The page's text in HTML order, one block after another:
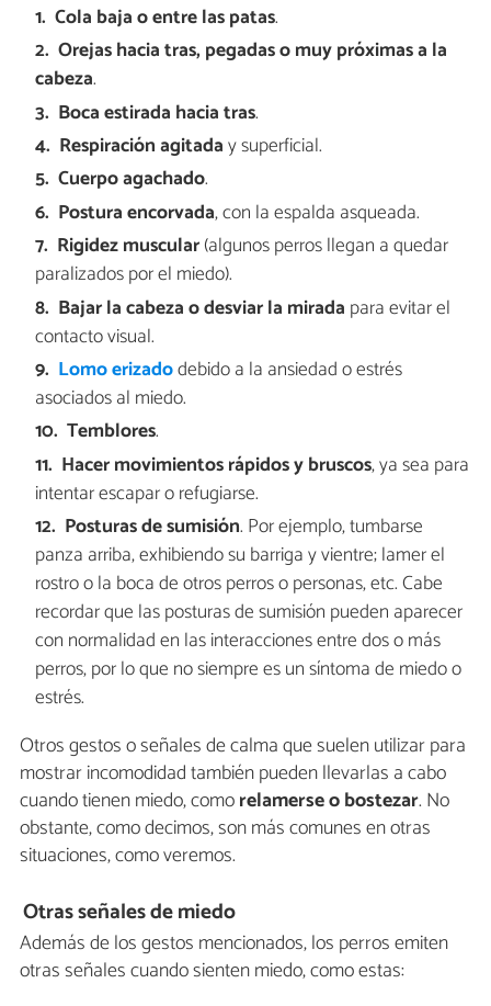
Cola baja o entre las patas.
Orejas hacia tras, pegadas o muy próximas a la
cabeza.
Boca estirada hacia tras.
Respiración agitaday superficial.
Cuerpo agachado.
Postura encorvada, con la espalda asqueada.
Rigidez muscular(algunos perros llegan a quedar
paralizados por el miedo).
Bajar la cabeza o desviar la mirada para evitar el
contacto visual.
Lomo erizadodebido a la ansiedad o estrés
asociados al miedo.
Temblores.
Hacer movimientos rápidos y bruscos, ya sea para
intentar escapar o refugiarse.
Posturas de sumisión. Por ejemplo, tumbarse
panza arriba, exhibiendo su barriga y vientre; lamer el
rostro o la boca de otros perros o personas, etc. Cabe
recordar que las posturas de sumisión pueden aparecer
con normalidad en las interacciones entre dos o más
perros, por lo que no siempre es un síntoma de miedo o
estrés.
Otros gestos o señales de calma que suelen utilizar para
mostrar incomodidad también pueden llevarlas a cabo
cuando tienen miedo, comorelamerse o bostezar. No
obstante, como decimos, son más comunes en otras
situaciones, como veremos.
Otras señales de miedo
Además de los gestos mencionados, los perros emiten
otras señales cuando sienten miedo, como estas: